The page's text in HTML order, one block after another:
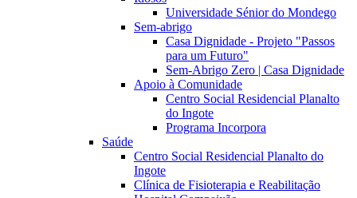
Universidade Sénior do Mondego
Sem-abrigo
Casa Dignidade - Projeto "Passos
para um Futuro"
Sem-Abrigo Zero | Casa Dignidade
Apoio à Comunidade
Centro Social Residencial Planalto
do Ingote
Programa Incorpora
Saúde
Centro Social Residencial Planalto do
Ingote
Clínica de Fisioterapia e Reabilitação